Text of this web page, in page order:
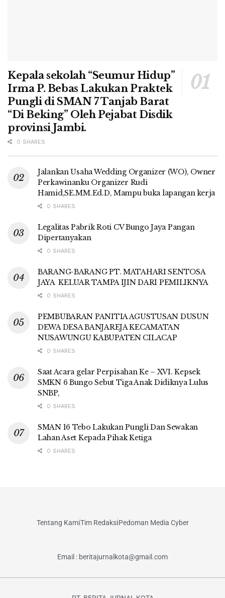
Kepala sekolah “Seumur Hidup”
Irma P. Bebas Lakukan Praktek
Pungli di SMAN 7 Tanjab Barat
“Di Beking” Oleh Pejabat Disdik
provinsi Jambi.
0 SHARES
Jalankan Usaha Wedding Organizer (WO), Owner
Perkawinanku Organizer Rudi
Hamid,SE.MM.Ed.D, Mampu buka lapangan kerja
0 SHARES
Legalitas Pabrik Roti CV Bungo Jaya Pangan
Dipertanyakan
0 SHARES
BARANG-BARANG PT. MATAHARI SENTOSA
JAYA KELUAR TAMPA IJIN DARI PEMILIKNYA
0 SHARES
PEMBUBARAN PANITIA AGUSTUSAN DUSUN
DEWA DESA BANJAREJA KECAMATAN
NUSAWUNGU KABUPATEN CILACAP
0 SHARES
Saat Acara gelar Perpisahan Ke – XVI. Kepsek
SMKN 6 Bungo Sebut Tiga Anak Didiknya Lulus
SNBP,
0 SHARES
SMAN 16 Tebo Lakukan Pungli Dan Sewakan
Lahan Aset Kepada Pihak Ketiga
0 SHARES
Tentang KamiTim RedaksiPedoman Media Cyber
Email : beritajurnalkota@gmail.com